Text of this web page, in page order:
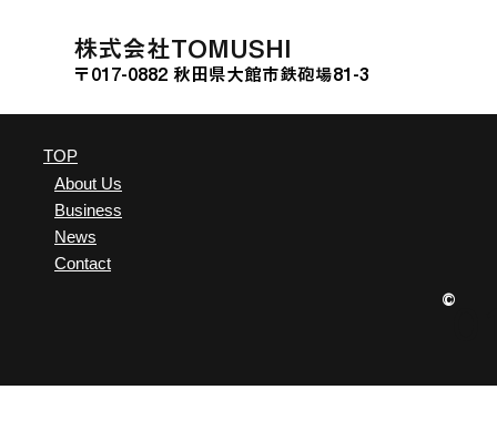
Bank GATE」に挑戦
​株式会社TOMUSHI
〒017-0882 秋田県大館市鉄砲場81-3
TOP
About Us
Business
News
Contact
©